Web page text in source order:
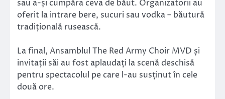
sau a-și cumpăra ceva de băut. Organizatorii au
oferit la intrare bere, sucuri sau vodka – băutură
tradițională rusească.
La final, Ansamblul The Red Army Choir MVD și
invitații săi au fost aplaudați la scenă deschisă
pentru spectacolul pe care l-au susținut în cele
două ore.